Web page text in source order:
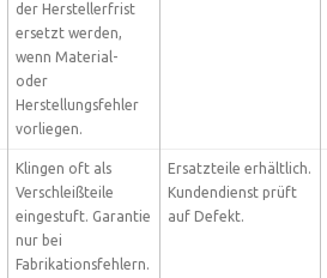
der Herstellerfrist
ersetzt werden,
wenn Material-
oder
Herstellungsfehler
vorliegen.
Klingen oft als
Verschleißteile
eingestuft. Garantie
nur bei
Fabrikationsfehlern.
Ersatzteile erhältlich.
Kundendienst prüft
auf Defekt.